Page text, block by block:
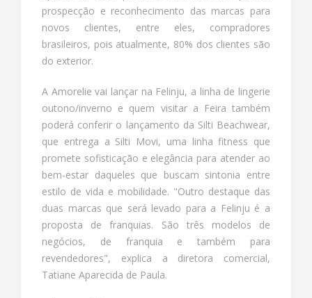
prospecção e reconhecimento das marcas para
novos clientes, entre eles, compradores
brasileiros, pois atualmente, 80% dos clientes são
do exterior.
A Amorelie vai lançar na Felinju, a linha de lingerie
outono/inverno e quem visitar a Feira também
poderá conferir o lançamento da Silti Beachwear,
que entrega a Silti Movi, uma linha fitness que
promete sofisticação e elegância para atender ao
bem-estar daqueles que buscam sintonia entre
estilo de vida e mobilidade. "Outro destaque das
duas marcas que será levado para a Felinju é a
proposta de franquias. São três modelos de
negócios, de franquia e também para
revendedores", explica a diretora comercial,
Tatiane Aparecida de Paula.